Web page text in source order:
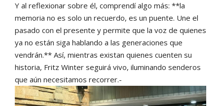
Y al reflexionar sobre él, comprendí algo más: **la
memoria no es solo un recuerdo, es un puente. Une el
pasado con el presente y permite que la voz de quienes
ya no están siga hablando a las generaciones que
vendrán.** Así, mientras existan quienes cuenten su
historia, Fritz Winter seguirá vivo, iluminando senderos
que aún necesitamos recorrer.-